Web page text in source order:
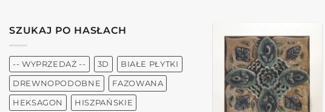
SZUKAJ PO HASŁACH
-- WYPRZEDAŻ -- 3D BIAŁE PŁYTKI
DREWNOPODOBNE FAZOWANA
HEKSAGON HISZPAŃSKIE